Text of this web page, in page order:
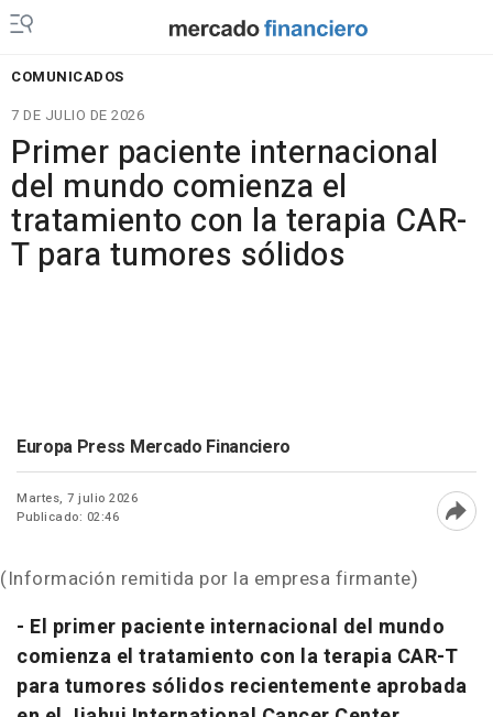
COMUNICADOS
7 DE JULIO DE 2026
Primer paciente internacional
del mundo comienza el
tratamiento con la terapia CAR-
T para tumores sólidos
Europa Press Mercado Financiero
Martes, 7 julio 2026
Publicado: 02:46
(Información remitida por la empresa firmante)
- El primer paciente internacional del mundo
comienza el tratamiento con la terapia CAR-T
para tumores sólidos recientemente aprobada